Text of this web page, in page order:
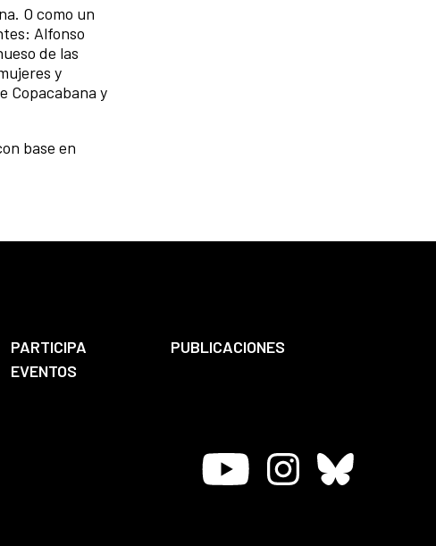
O como un
Alfonso
de las
y
Copacabana y
base en
PARTICIPA
PUBLICACIONES
EVENTOS
Youtube InstagramBluesky